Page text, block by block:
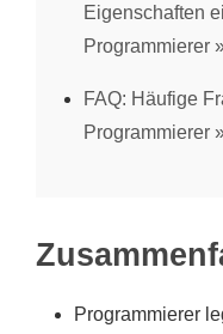
Eigenschaften
Programmierer
FAQ: Häufige
Programmierer
Programmierer